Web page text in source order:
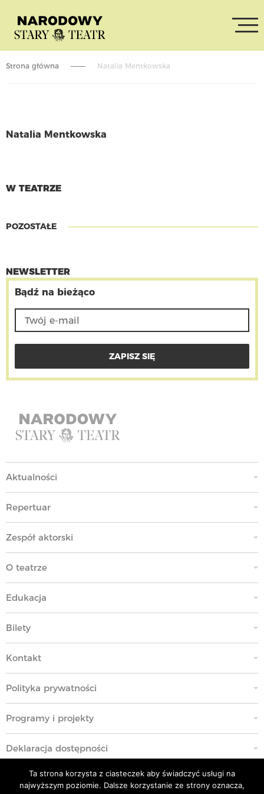
Strona główna Natalia Mentkowska
Natalia Mentkowska
CZYTAJ WIĘCEJ
W TEATRZE
POZOSTAŁE
NEWSLETTER
Bądź na bieżąco
Aktualności
Repertuar
Zespół aktorski
O teatrze
Edukacja
Bilety
Kontakt
Polityka prywatności
Programy i projekty
Deklaracja dostępności
Standardy Ochrony Małoletnich
Ta strona korzysta z ciasteczek aby świadczyć usługi na
najwyższym poziomie. Dalsze korzystanie ze strony oznacza,